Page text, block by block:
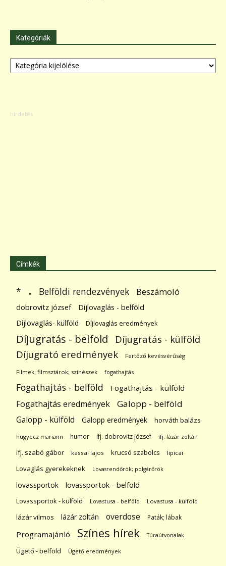
Kategóriák
Kategóriák
Címkék
* . Belföldi rendezvények Beszámoló
dobrovitz józsef
Díjlovaglás - belföld
Díjlovaglás- külföld
Díjlovaglás eredmények
Díjugratás - belföld Díjugratás - külföld
Díjugrató eredmények Fertőző kevésvérűség
Filmek; filmsztárok; színészek fogathajtás
Fogathajtás - belföld Fogathajtás - külföld
Fogathajtás eredmények Galopp - belföld
Galopp - külföld Galopp eredmények horváth balázs
hugyecz mariann humor ifj. dobrovitz józsef ifj. lázár zoltán
ifj. szabó gábor kassai lajos krucsó szabolcs lipicai
Lovaglás gyerekeknek Lovasrendőrök; polgárőrök
lovassportok lovassportok - belföld
Lovassportok - külföld Lovastusa - belföld Lovastusa - külföld
lázár vilmos lázár zoltán overdose Paták; lábak
Programajánló Színes hírek Túraútvonalak
Ügető - belföld Ügető eredmények